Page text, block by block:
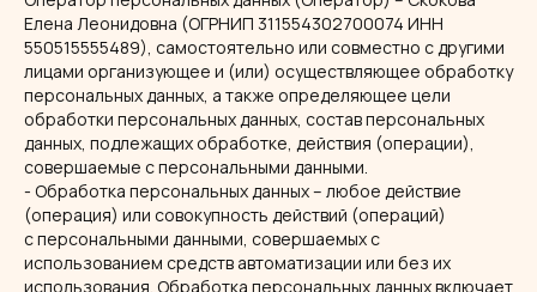
Елена Леонидовна (ОГРНИП 311554302700074 ИНН
550515555489), самостоятельно или совместно с другими
лицами организующее и (или) осуществляющее обработку
персональных данных, а также определяющее цели
обработки персональных данных, состав персональных
данных, подлежащих обработке, действия (операции),
совершаемые с персональными данными.
- Обработка персональных данных – любое действие
(операция) или совокупность действий (операций)
с персональными данными, совершаемых с
использованием средств автоматизации или без их
использования. Обработка персональных данных включает